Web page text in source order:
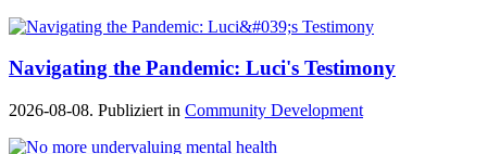
Navigating the Pandemic: Luci's Testimony
2026-08-08. Publiziert in Community Development